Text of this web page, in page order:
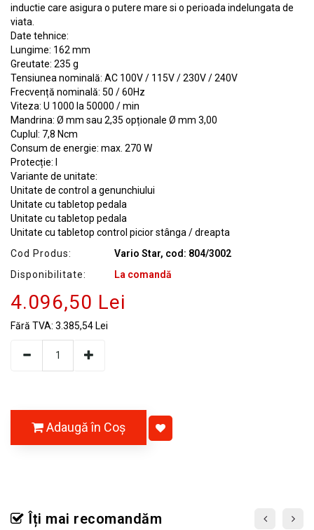
inductie care asigura o putere mare si o perioada indelungata de
viata.
Date tehnice:
Lungime: 162 mm
Greutate: 235 g
Tensiunea nominală: AC 100V / 115V / 230V / 240V
Frecvență nominală: 50 / 60Hz
Viteza: U 1000 la 50000 / min
Mandrina: Ø mm sau 2,35 opționale Ø mm 3,00
Cuplul: 7,8 Ncm
Consum de energie: max. 270 W
Protecție: I
Variante de unitate:
Unitate de control a genunchiului
Unitate cu tabletop pedala
Unitate cu tabletop pedala
Unitate cu tabletop control picior stânga / dreapta
Cod Produs:
Vario Star, cod: 804/3002
Disponibilitate:
La comandă
4.096,50 Lei
Fără TVA: 3.385,54 Lei
Adaugă în Coş
Îți mai recomandăm